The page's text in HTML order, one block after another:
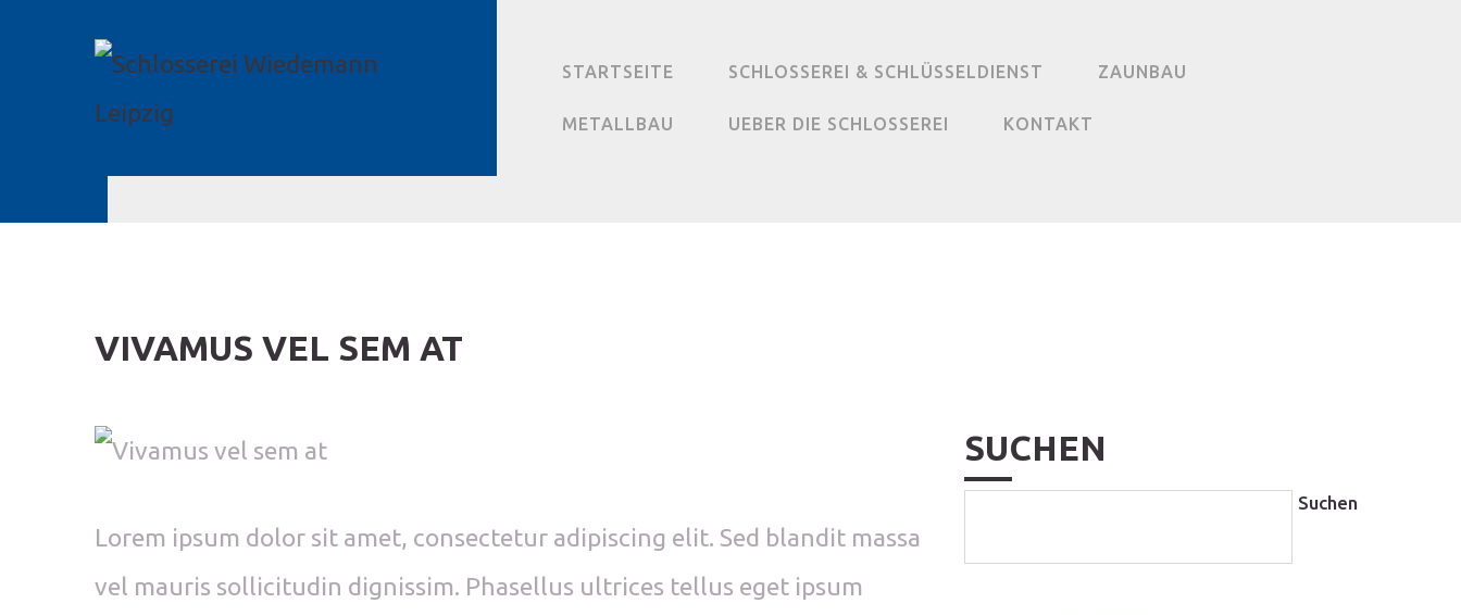
STARTSEITE SCHLOSSEREI & SCHLÜSSELDIENST ZAUNBAU
METALLBAU UEBER DIE SCHLOSSEREI KONTAKT
VIVAMUS VEL SEM AT
Lorem ipsum dolor sit amet, consectetur adipiscing elit. Sed blandit massa
vel mauris sollicitudin dignissim. Phasellus ultrices tellus eget ipsum
SUCHEN